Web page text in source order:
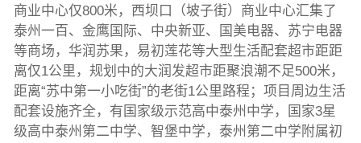
商业中心仅800米，西坝口（坡子街）商业中心汇集了
泰州一百、金鹰国际、中央新亚、国美电器、苏宁电器
等商场，华润苏果，易初莲花等大型生活配套超市距距
离仅1公里，规划中的大润发超市距聚浪潮不足500米，
距离“苏中第一小吃街”的老街1公里路程；项目周边生活
配套设施齐全，有国家级示范高中泰州中学，国家3星
级高中泰州第二中学、智堡中学，泰州第二中学附属初